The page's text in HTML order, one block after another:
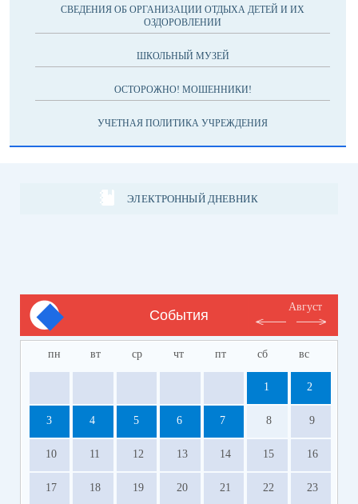
СВЕДЕНИЯ ОБ ОРГАНИЗАЦИИ ОТДЫХА ДЕТЕЙ И ИХ
ОЗДОРОВЛЕНИИ
ШКОЛЬНЫЙ МУЗЕЙ
ОСТОРОЖНО! МОШЕННИКИ!
УЧЕТНАЯ ПОЛИТИКА УЧРЕЖДЕНИЯ
ЭЛЕКТРОННЫЙ ДНЕВНИК
События
Август
пн вт ср чт пт сб вс
1 2
3 4 5 6 7 8 9
10 11 12 13 14 15 16
17 18 19 20 21 22 23